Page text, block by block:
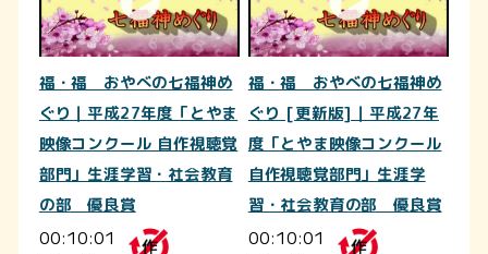
福・福 おやべの七福神め
ぐり｜平成27年度「とやま
映像コンクール 自作視聴覚
部門」生涯学習・社会教育
の部 優良賞
00:10:01
福・福 おやべの七福神め
ぐり [更新版]｜平成27年
度「とやま映像コンクール
自作視聴覚部門」生涯学
習・社会教育の部 優良賞
00:10:01